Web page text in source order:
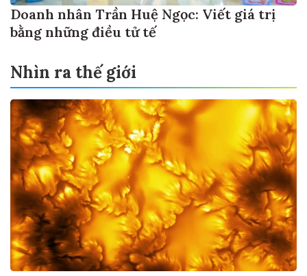
Doanh nhân Trần Huệ Ngọc: Viết giá trị
bằng những điều tử tế
Nhìn ra thế giới